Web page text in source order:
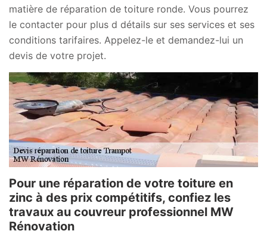
matière de réparation de toiture ronde. Vous pourrez
le contacter pour plus d détails sur ses services et ses
conditions tarifaires. Appelez-le et demandez-lui un
devis de votre projet.
Pour une réparation de votre toiture en
zinc à des prix compétitifs, confiez les
travaux au couvreur professionnel MW
Rénovation